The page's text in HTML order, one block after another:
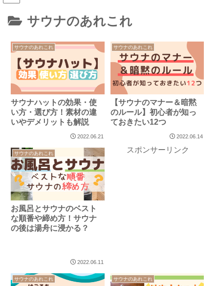
サウナのあれこれ
サウナのあれこれ
サウナハットの効果・使
い方・選び方！素材の違
いやデメリットも解説
2022.06.21
サウナのあれこれ
【サウナのマナー＆暗黙
のルール】初心者が知っ
ておきたい12つ
2022.06.14
サウナのあれこれ
お風呂とサウナのベスト
な順番や締め方！サウナ
の後は湯舟に浸かる？
2022.06.11
スポンサーリンク
サウナのあれこれ サウナのあれこれ